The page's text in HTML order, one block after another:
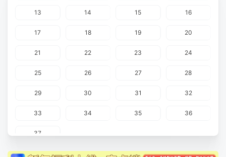
13 14 15 16
17 18 19 20
21 22 23 24
25 26 27 28
29 30 31 32
33 34 35 36
37